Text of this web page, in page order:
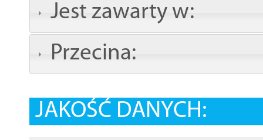
Jest zawarty w:
Przecina:
JAKOŚĆ DANYCH: